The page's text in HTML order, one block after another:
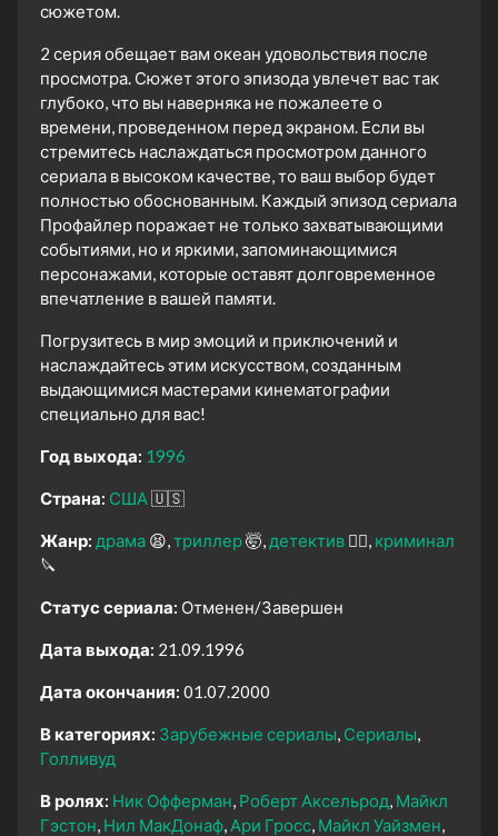
сюжетом.
2 серия обещает вам океан удовольствия после
просмотра. Сюжет этого эпизода увлечет вас так
глубоко, что вы наверняка не пожалеете о
времени, проведенном перед экраном. Если вы
стремитесь наслаждаться просмотром данного
сериала в высоком качестве, то ваш выбор будет
полностью обоснованным. Каждый эпизод сериала
Профайлер поражает не только захватывающими
событиями, но и яркими, запоминающимися
персонажами, которые оставят долговременное
впечатление в вашей памяти.
Погрузитесь в мир эмоций и приключений и
наслаждайтесь этим искусством, созданным
выдающимися мастерами кинематографии
специально для вас!
Год выхода: 1996
Страна: США🇺🇸
Жанр: драма 😫 триллер🤯 детектив 🕵️‍♂️ криминал
🔪
Статус сериала: Отменен/Завершен
Дата выхода: 21.09.1996
Дата окончания: 01.07.2000
В категориях: Зарубежные сериалы Сериалы
Голливуд
В ролях: Ник Офферман Роберт Аксельрод Майкл
Гэстон Нил МакДонаф Ари Гросс Майкл Уайзмен